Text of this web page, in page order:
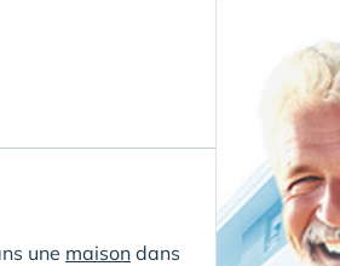
une maison dans